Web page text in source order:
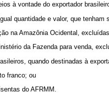
à vontade do exportador
quantidade e valor, que
na Amazônia Ocidental,
da Fazenda para venda,
quando destinadas à
franco; ou
do AFRMM.